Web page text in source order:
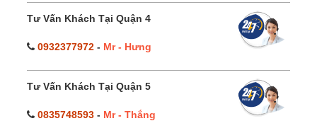
Tư Vấn Khách Tại Quận 4
0932377972 - Mr - Hưng
Tư Vấn Khách Tại Quận 5
0835748593 - Mr - Thắng